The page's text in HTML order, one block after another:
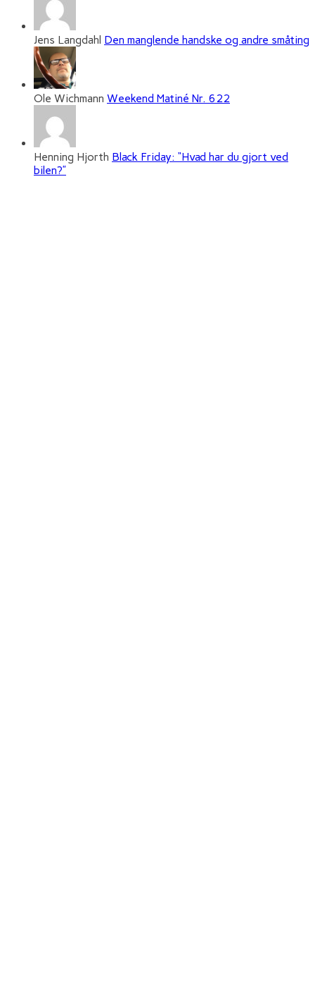
Jens Langdahl Den manglende handske og andre småting
Ole Wichmann Weekend Matiné Nr. 622
Henning Hjorth Black Friday: “Hvad har du gjort ved
bilen?”